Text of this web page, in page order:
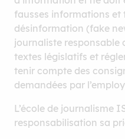
fausses informations
désinformation (fake
journaliste responsable
textes législatifs et
tenir compte des
demandées par
L’école de journalisme
responsabilisation sa